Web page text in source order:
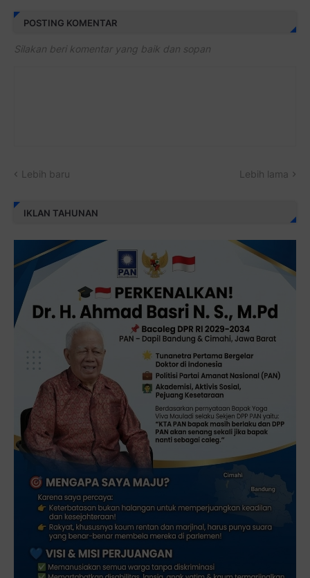
POSTING KOMENTAR
Silakan beri komentar yang baik dan sopan
Lebih baru Lebih lama
IKLAN TAHUNAN